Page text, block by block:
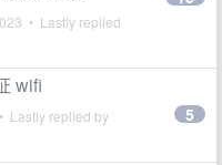
• Lastly replied
wifi
• Lastly replied by 5